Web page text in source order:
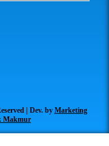
| Dev. by Marketing
Makmur